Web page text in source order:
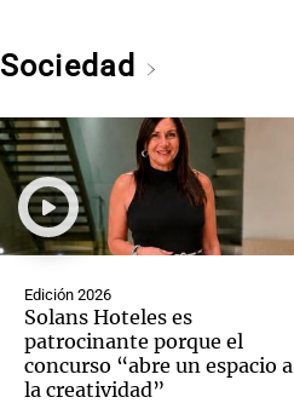
Sociedad
Edición 2026
Solans Hoteles es
patrocinante porque el
concurso “abre un espacio a
la creatividad”